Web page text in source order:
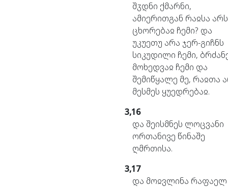
შჳდნი ქმარნი,
ამიერითგან რაჲსა არს
ცხორებაჲ ჩემი? და
უკუეთუ არა ჯერ-გიჩნს
სიკუდილი ჩემი,
მოხედვაჲ ჩემი და
შემიწყალე მე, რაჲთა
მესმეს ყუედრებაჲ.
3,16
და შეისმნეს ლოცვანი
ორთანივე წინაშე
ღმრთისა.
3,17
და მოჲვლინა რაფაელ